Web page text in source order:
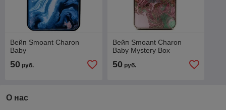
Вейп Smoant Charon
Baby
50 руб.
Вейп Smoant Charon
Baby Mystery Box
50руб.
О нас